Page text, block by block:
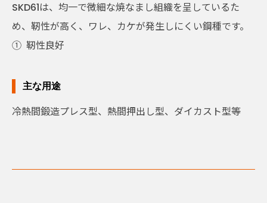
SKD61は、均一で微細な焼なまし組織を呈しているた
め、靭性が高く、ワレ、カケが発生しにくい鋼種です。
① 靭性良好
主な用途
冷熱間鍛造プレス型、熱間押出し型、ダイカスト型等